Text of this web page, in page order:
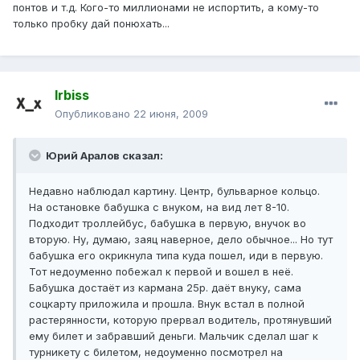
понтов и т.д. Кого-то миллионами не испортить, а кому-то
только пробку дай понюхать...
Irbiss
Опубликовано 22 июня, 2009
Юрий Аралов сказал:
Недавно наблюдал картину. Центр, бульварное кольцо.
На остановке бабушка с внуком, на вид лет 8-10.
Подходит троллейбус, бабушка в первую, внучок во
вторую. Ну, думаю, заяц наверное, дело обычное... Но тут
бабушка его окрикнула типа куда пошел, иди в первую.
Тот недоуменно побежал к первой и вошел в неё.
Бабушка достаёт из кармана 25р. даёт внуку, сама
соцкарту приложила и прошла. Внук встал в полной
растерянности, которую прервал водитель, протянувший
ему билет и забравший деньги. Мальчик сделал шаг к
турникету с билетом, недоуменно посмотрел на